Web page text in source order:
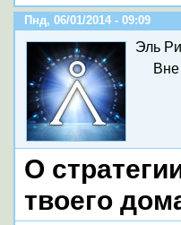
Пнд, 06/01/2014 - 09:09
Эль
Вне
О
твоего